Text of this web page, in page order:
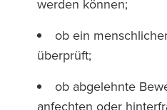
werden können;
ob ein
überprüft;
ob abgelehnte
anfechten oder